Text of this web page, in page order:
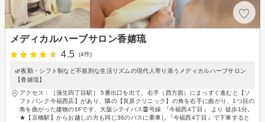
メディカルハーブサロン香嬉琉
4.5
(4件)
🌿夜勤・シフト制など不規則な生活リズムの現代人寄り添うメディカルハーブサロン
【香嬉琉】
アクセス：［蒲生四丁目駅］ 5番出口を出て、右手（西方面）にまっすぐ進むと【ソ
フトバンク今福西店】があり、隣の【良原クリニック】の角を右手に曲がり、1つ目の
角を曲がった建物の1Fです、大阪シテイバス㊱号線 『今福西4丁目』 より 徒歩1分。
★【京橋駅】からお越しの方も同じ36のバスに乗車し『今福西4丁目』で下車すると